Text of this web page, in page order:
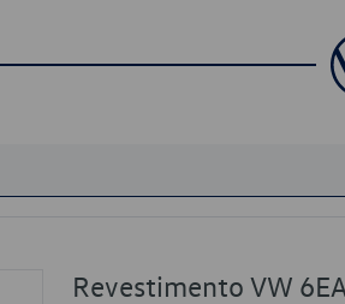
Revestimento VW